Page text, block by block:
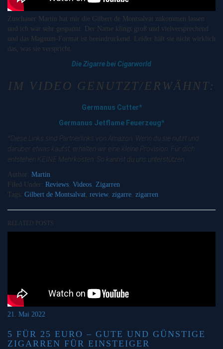
Zuschauer Martin hat mir die Gilbert de Montsalvat zukommen lassen
und ich war sehr gespannt. Der Name klingt groß und vielversprechend
und das Magnum-Format ist beeindruckend. Leider hält sie nicht wirklich
das, was sie verspricht.
Die Zigarre bei Cigarworld
IM VIDEO GENUTZT/ERWÄHNT:
Germanus Cutter*
Germanus Jetflame Feuerzeug*
*Diese Links sind Partnerlinks von Amazon. Wenn du sie nutzt und
darüber etwas kaufst, erhalten wir eine kleine Provision. Für dich
entstehen KEINE Mehrkosten. So kannst du uns unterstützen.
Author: Martin
Filed Under: Reviews Videos Zigarren
Tags: Gilbert de Montsalvat review, zigarre zigarren
RELATED POSTS
21. Mai 2022
5 FÜR 25 EURO – GUTE UND GÜNSTIGE
ZIGARREN FÜR EINSTEIGER